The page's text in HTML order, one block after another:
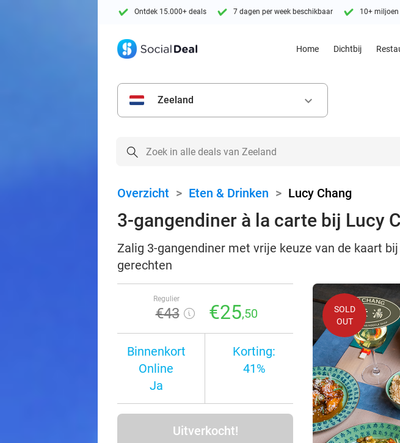
Ontdek 15.000+ deals 7 dagen per week beschikbaar 10+ miljoen
Home Dichtbij
Zeeland keyboard_arrow_down
Overzicht > Eten & Drinken > Lucy Chang
3-gangendiner à la carte bij Lucy
Zalig 3-gangendiner met vrije keuze van de kaart
gerechten
Regulier
€43 €25,50
Binnenkort
Online
Ja
Korting:
41%
Uitverkocht!
SOLD
OUT